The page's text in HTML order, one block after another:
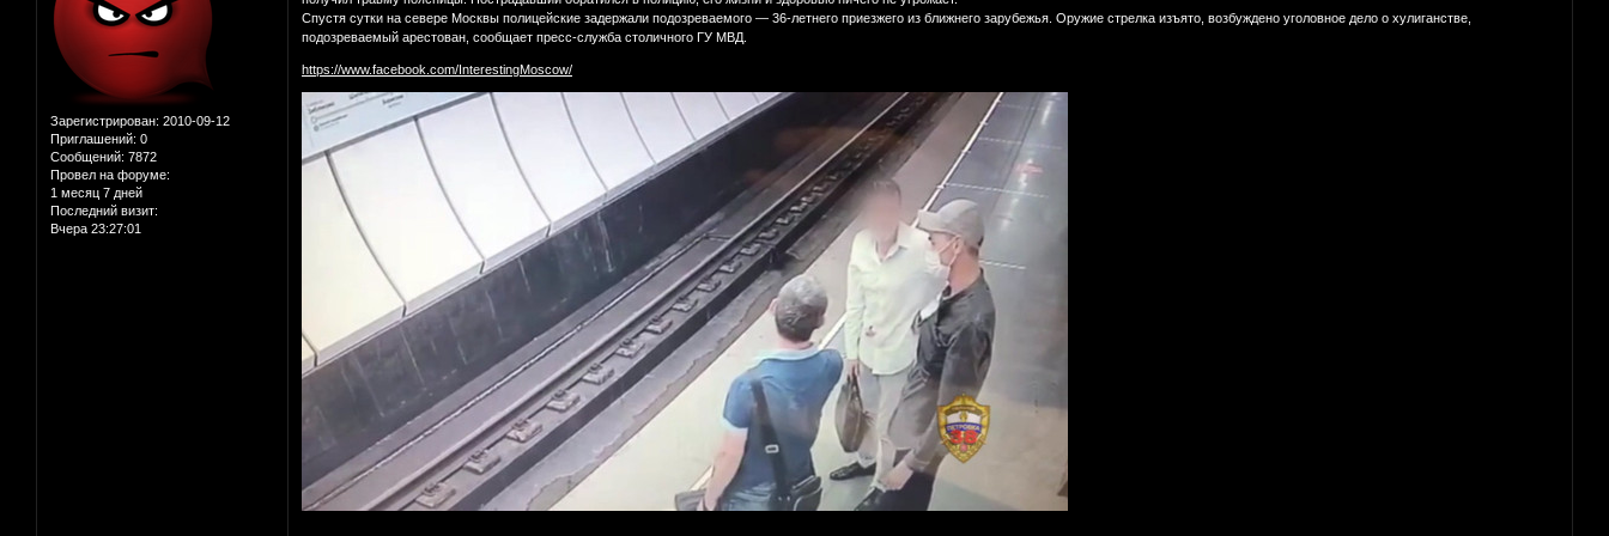
Зарегистрирован: 2010-09-12
Приглашений: 0
Сообщений: 7872
Провел на форуме:
1 месяц 7 дней
Последний визит:
Вчера 23:27:01
Спустя сутки на севере Москвы полицейские задержали подозреваемого — 36-летнего приезжего из ближнего зарубежья. Оружие стрелка изъято, возбуждено уголовное дело о хулиганстве,
подозреваемый арестован, сообщает пресс-служба столичного ГУ МВД.
https://www.facebook.com/InterestingMoscow/